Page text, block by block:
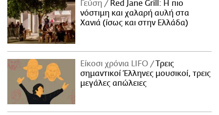
Γεύση
Red Jane Grill: Η πιο
νόστιμη και χαλαρή αυλή στα
Χανιά (ίσως και στην Ελλάδα)
Είκοσι χρόνια LIFO
Tρεις
σημαντικοί Έλληνες μουσικοί, τρεις
μεγάλες απώλειες